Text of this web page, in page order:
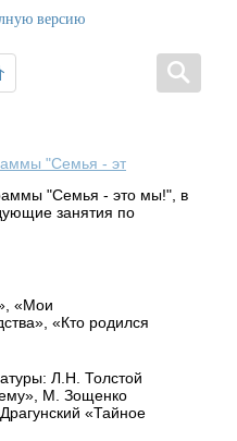
версию
"Семья - это Мы!"
"Семья - это мы!", в
занятия по
«Мои
«Кто родился
Л.Н. Толстой
М. Зощенко
«Тайное